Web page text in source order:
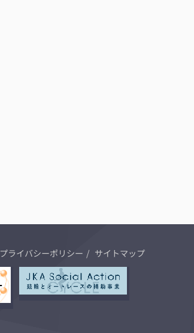
プライバシーポリシー サイトマップ